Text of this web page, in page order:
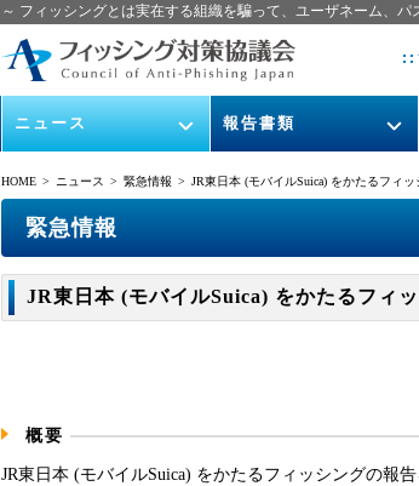
～ フィッシングとは実在する組織を騙って、ユーザネーム、
ニュース
緊急情報
協議会からのお知らせ
ニュース記事集
報告書類
ガイドライン
協議会WG報告書
HOME > ニュース > 緊急情報 > JR東日本 (モバイルSuica) をかたるフィッ
緊急情報
JR東日本 (モバイルSuica) をかたるフィ
概要
JR東日本 (モバイルSuica) をかたるフィッシングの報告